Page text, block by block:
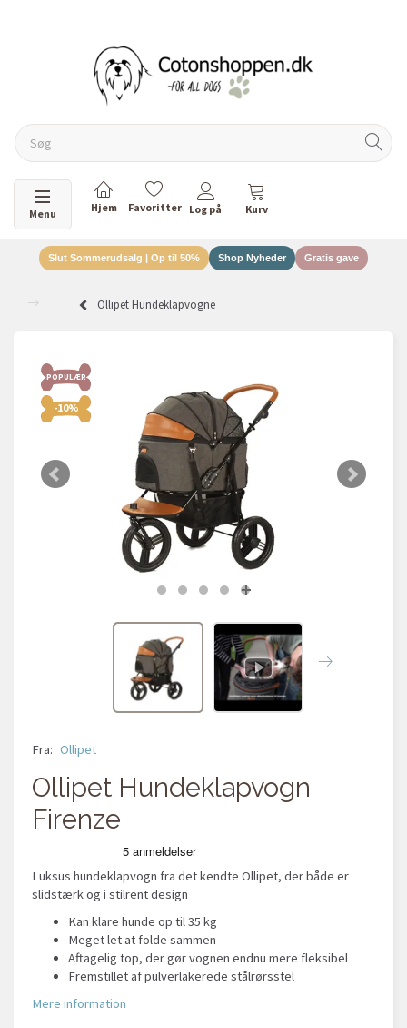
Skifte navigation
Menu
Slut Sommerudsalg | Op til 50% Shop Nyheder Gratis gave
Ollipet Hundeklapvogne
POPULÆR
-10%
Fra: Ollipet
Ollipet Hundeklapvogn
Firenze
Luksus hundeklapvogn fra det kendte Ollipet, der både er
slidstærk og i stilrent design
Kan klare hunde op til 35 kg
Meget let at folde sammen
Aftagelig top, der gør vognen endnu mere fleksibel
Fremstillet af pulverlakerede stålrørsstel
Mere information